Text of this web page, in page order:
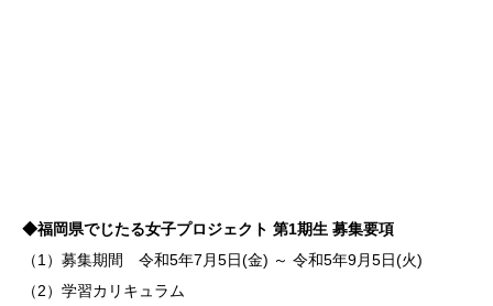
◆福岡県でじたる女子プロジェクト 第1期生 募集要項
（1）募集期間 令和5年7月5日(金) ～ 令和5年9月5日(火)
（2）学習カリキュラム